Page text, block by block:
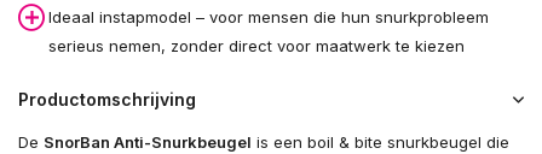
Ideaal instapmodel – voor mensen die hun snurkprobleem
serieus nemen, zonder direct voor maatwerk te kiezen
Productomschrijving
De SnorBan Anti-Snurkbeugel is een boil & bite snurkbeugel die